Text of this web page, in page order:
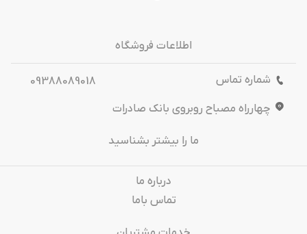
اطلاعات فروشگاه
شماره تماس
09388089018
چهارراه مصباح روبروی بانک صادرات
ما را بیشتر بشناسید
درباره‌ ما
تماس باما